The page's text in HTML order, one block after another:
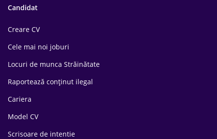
Candidat
Creare CV
Cele mai noi joburi
Locuri de munca Străinătate
Raportează conținut ilegal
Cariera
Model CV
Scrisoare de intentie